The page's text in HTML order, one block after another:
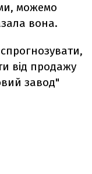
можемо
вона.
від продажу
завод"